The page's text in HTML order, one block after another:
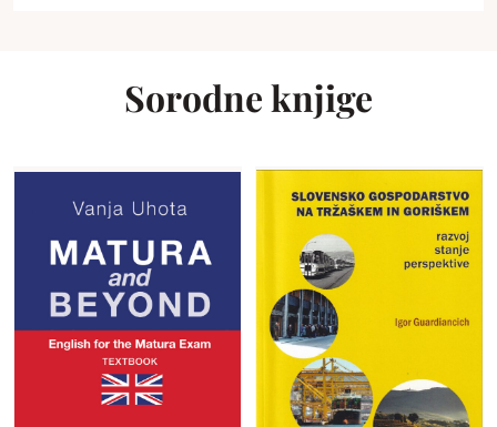
Sorodne knjige